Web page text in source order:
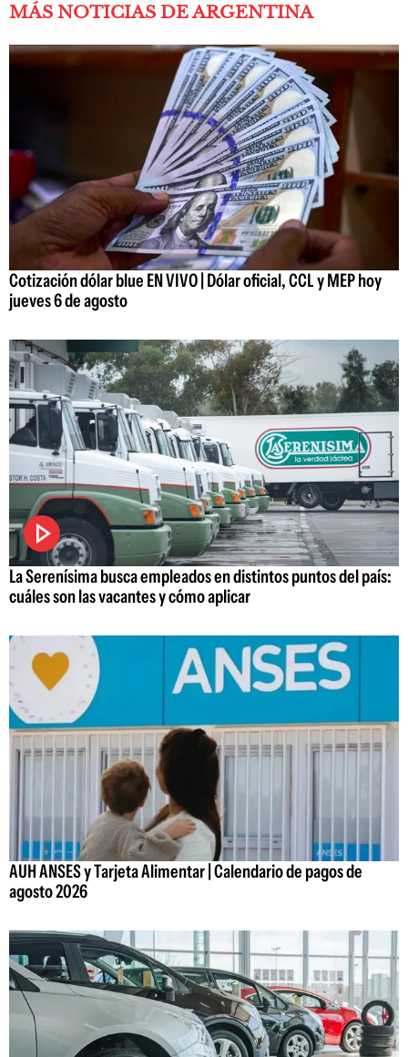
MÁS NOTICIAS DE ARGENTINA
Cotización dólar blue EN VIVO | Dólar oficial, CCL y MEP hoy
jueves 6 de agosto
La Serenísima busca empleados en distintos puntos del país:
cuáles son las vacantes y cómo aplicar
AUH ANSES y Tarjeta Alimentar | Calendario de pagos de
agosto 2026